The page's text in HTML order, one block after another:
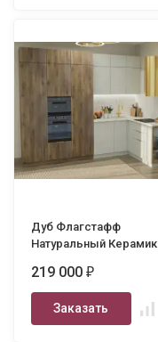
Дуб Флагстафф
Натуральный Керамик
219 000₽
Заказать